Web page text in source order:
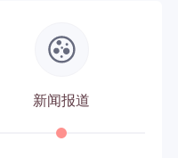
新闻报道